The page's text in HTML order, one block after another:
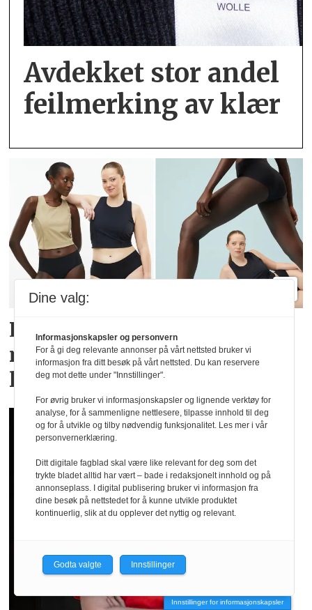
Avdekket stor andel
feil­merking av klær
Lindex og Mammut lanserer
menstruse for en aktiv
livsstil
Innstillinger for informasjonskapsler
Dine valg:
Informasjonskapsler og personvern
For å gi deg relevante annonser på vårt nettsted bruker vi
informasjon fra ditt besøk på vårt nettsted. Du kan reservere
deg mot dette under "Innstillinger".
For øvrig bruker vi informasjonskapsler og lignende verktøy for
analyse, for å sammenligne nettlesere, tilpasse innhold til deg
og for å utvikle og tilby nødvendig funksjonalitet. Les mer i vår
personvernerklæring.
Ditt digitale fagblad skal være like relevant for deg som det
trykte bladet alltid har vært – bade i redaksjonelt innhold og på
annonseplass. I digital publisering bruker vi informasjon fra
dine besøk på nettstedet for å kunne utvikle produktet
kontinuerlig, slik at du opplever det nyttig og relevant.
Godta valgte Innstillinger